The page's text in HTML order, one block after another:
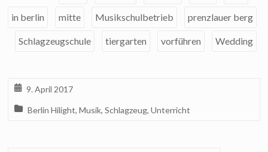
in berlin mitte Musikschulbetrieb prenzlauer berg
Schlagzeugschule tiergarten vorführen Wedding
9. April 2017
Berlin Hilight,Musik,Schlagzeug,Unterricht